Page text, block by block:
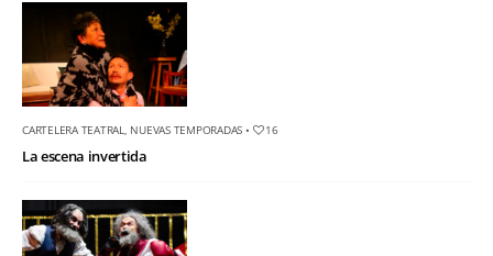
CARTELERA TEATRAL NUEVAS TEMPORADAS • 16
La escena invertida